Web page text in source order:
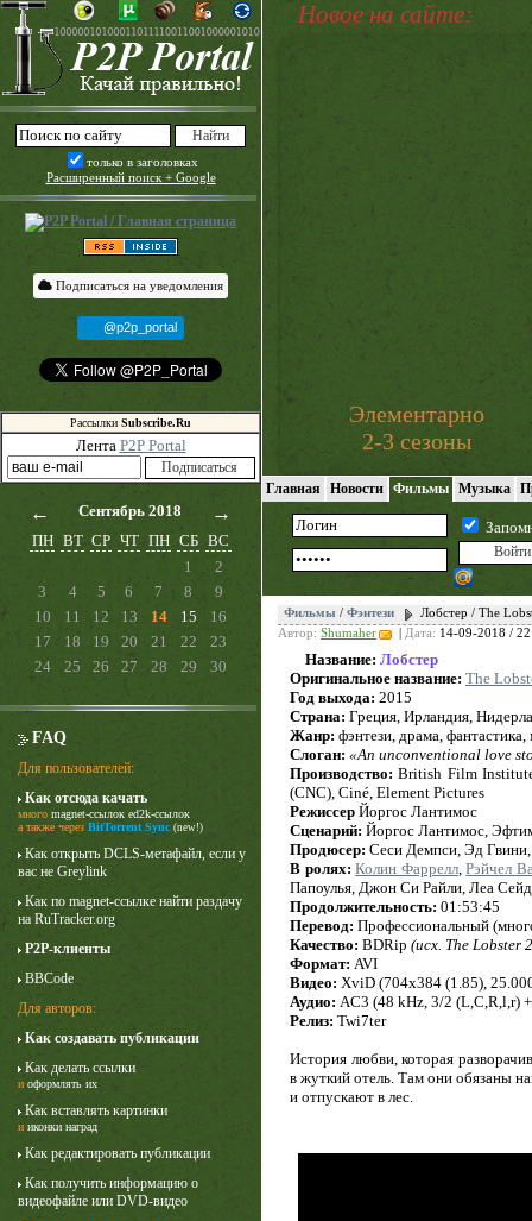
только в заголовках
Расширенный поиск + Google
Подписаться на уведомления
@p2p_portal
Рассылки Subscribe.Ru
Лента P2P Portal
← Сентябрь 2018 →
ПН ВТ СР ЧТ ПН СБ ВС
1
2
3
4 5 6 7 8
9
10
11 12 13 14 15
16
17
18 19 20 21 22
23
24
25 26 27 28 29 30
FAQ
Для пользователей:
Как отсюда качать
много magnet-ссылок ed2k-ссылок
а также через BitTorrent Sync (new!)
Как открыть DCLS-метафайл, если у
вас не Greylink
Как по magnet-ссылке найти раздачу
на RuTracker.org
P2P-клиенты
BBCode
Для авторов:
Как создавать публикации
Как делать ссылки
и оформлять их
Как вставлять картинки
и иконки наград
Как редактировать публикации
Как получить информацию о
видеофайле или DVD-видео
Новое на сайте:
Элементарно
2-3 сезоны
Карточный домик
3 сезон
Главная Новости Фильмы Музыка
Фильмы / Фэнтези
Лобстер / The
Автор: Shumaher Дата: 14-09-2018 /
Название: Лобстер
Оригинальное название: The
Год выхода: 2015
Страна: Греция, Ирландия,
Жанр: фэнтези, драма,
Слоган: «An unconventional love
Производство: British Film
(CNC), Ciné, Element Pictures
Режиссер Йоргос Лантимос
Сценарий: Йоргос Лантимос,
Продюсер: Сеси Демпси, Эд
В ролях: Колин Фаррелл,Рэйчел
Папоулья, Джон Си Райли, Леа
Продолжительность: 01:53:45
Перевод: Профессиональный
Качество: BDRip (исх. The Lobster
Формат: AVI
Видео: XviD (704x384 (1.85),
Аудио: AC3 (48 kHz, 3/2 (L,C,R,l,r)
Релиз: Twi7ter
История любви, которая
в жуткий отель. Там они обязаны
и отпускают в лес.